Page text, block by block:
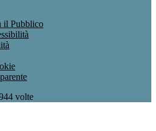
il Pubblico
volte